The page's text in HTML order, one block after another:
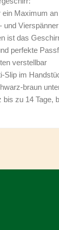
ein Maximum
und
ist das
perfekte
verstellbar
Slip im
braun
zu 14 Tage,